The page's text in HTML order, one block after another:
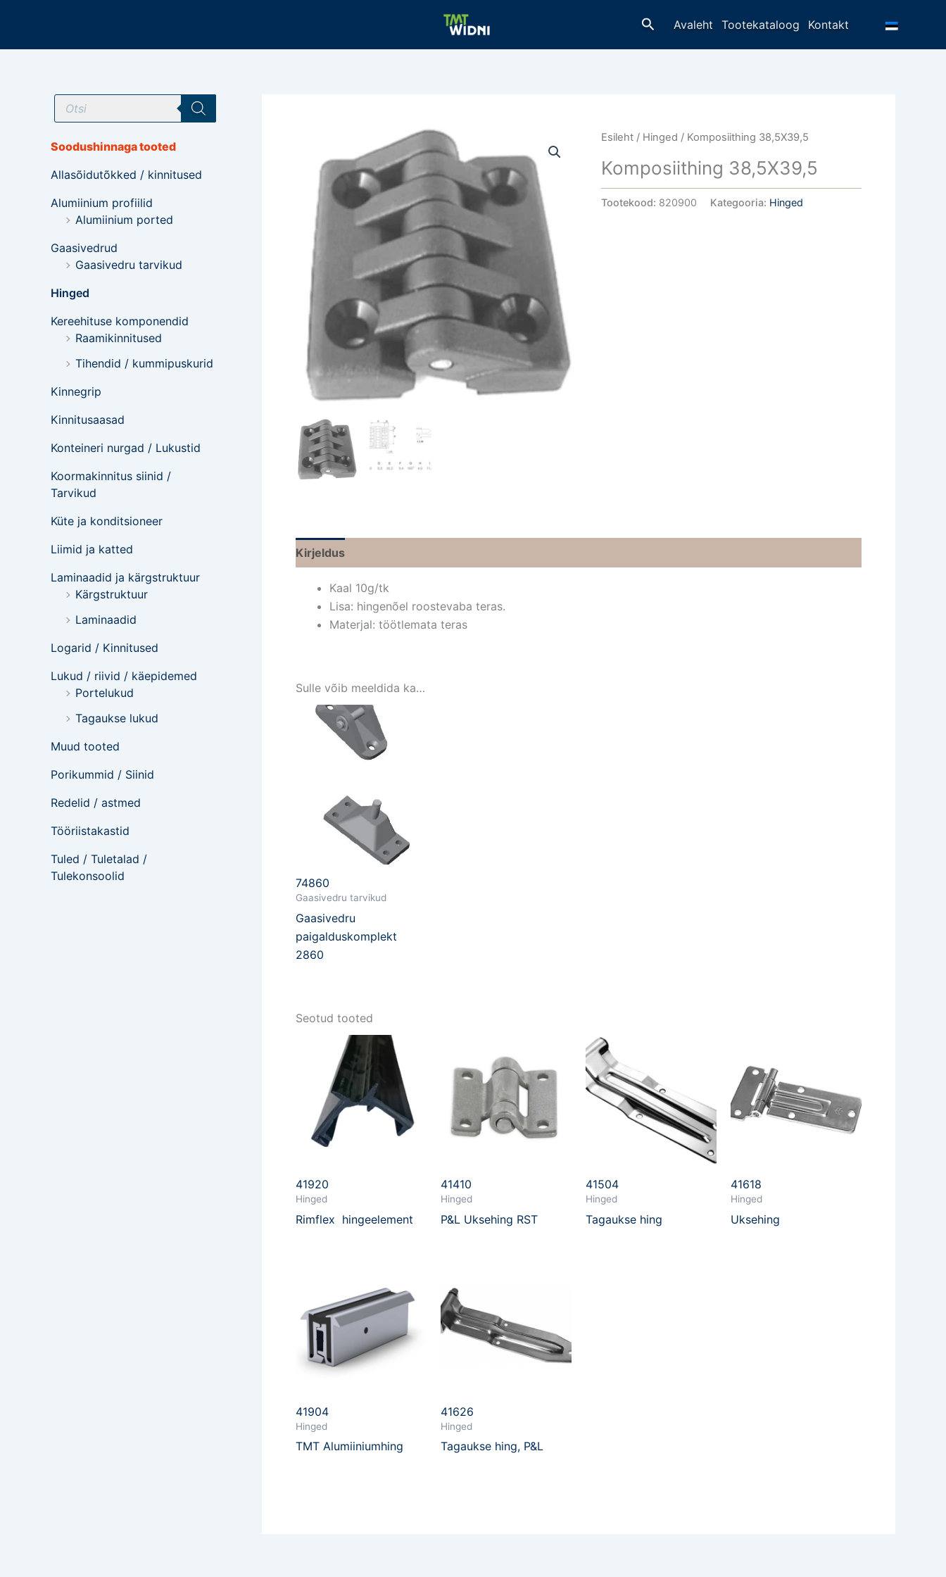
OtsingAvaleht Tootekataloog Kontakt
T
o
e
t
e
o
s
Soodushinnaga tooted
Allasõidutõkked / kinnitused
Alumiinium profiilid
Alumiinium ported
Gaasivedrud
Gaasivedru tarvikud
Hinged
Kereehituse komponendid
Raamikinnitused
Tihendid / kummipuskurid
Kinnegrip
Kinnitusaasad
Konteineri nurgad / Lukustid
Koormakinnitus siinid /
Tarvikud
Küte ja konditsioneer
Liimid ja katted
Laminaadid ja kärgstruktuur
Kärgstruktuur
Laminaadid
Logarid / Kinnitused
Lukud / riivid / käepidemed
Portelukud
Tagaukse lukud
Muud tooted
Porikummid / Siinid
Redelid / astmed
Tööriistakastid
Tuled / Tuletalad /
Tulekonsoolid
Esileht / Hinged / Komposiithing 38,5X39,5
Komposiithing 38,5X39,5
Tootekood: 820900 Kategooria: Hinged
Kirjeldus
Kaal 10g/tk
Lisa: hingenõel roostevaba teras.
Materjal: töötlemata teras
Sulle võib meeldida ka…
74860
Gaasivedru tarvikud
Gaasivedru
paigalduskomplekt
2860
Seotud tooted
41920
Hinged
Rimflex hingeelement
41410
Hinged
P&L Uksehing RST
41504
Hinged
Tagaukse hing
41618
Hinged
Uksehing
41904
Hinged
TMT Alumiiniumhing
41626
Hinged
Tagaukse hing, P&L